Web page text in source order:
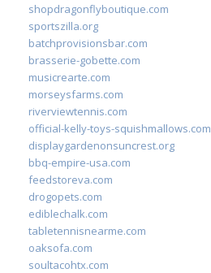
shopdragonflyboutique.com
sportszilla.org
batchprovisionsbar.com
brasserie-gobette.com
musicrearte.com
morseysfarms.com
riverviewtennis.com
official-kelly-toys-squishmallows.com
displaygardenonsuncrest.org
bbq-empire-usa.com
feedstoreva.com
drogopets.com
ediblechalk.com
tabletennisnearme.com
oaksofa.com
soultacohtx.com